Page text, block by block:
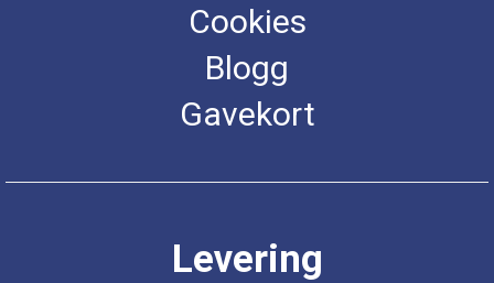
Cookies
Blogg
Gavekort
Levering